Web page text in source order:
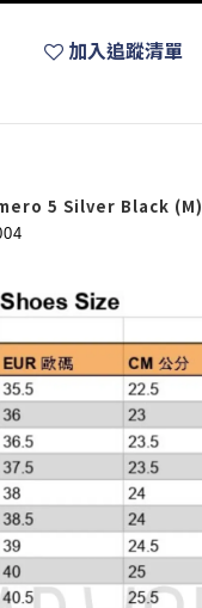
加入追蹤清單
5 Silver Black (M)